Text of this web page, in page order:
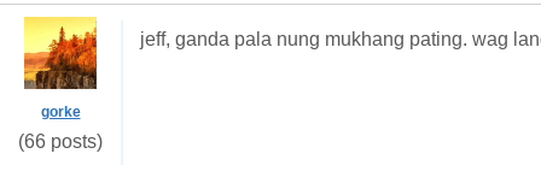
gorke
(66 posts)
jeff, ganda pala nung mukhang pating. wag